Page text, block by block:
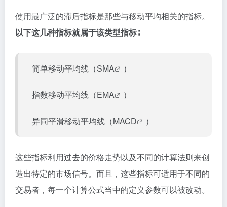
使用最广泛的滞后指标是那些与移动平均相关的指标。
以下这几种指标就属于该类型指标∶
简单移动平均线（SMA ）
指数移动平均线（EMA ）
异同平滑移动平均线（MACD ）
这些指标利用过去的价格走势以及不同的计算法则来创
造出特定的市场信号。而且，这些指标可适用于不同的
交易者，每一个计算公式当中的定义参数可以被改动。